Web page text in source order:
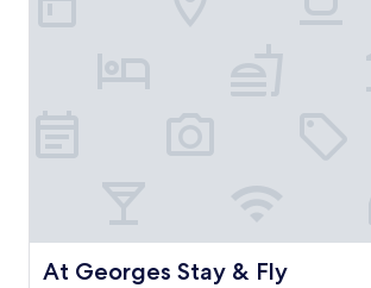
At Georges Stay & Fly
At Georges Stay & Fly